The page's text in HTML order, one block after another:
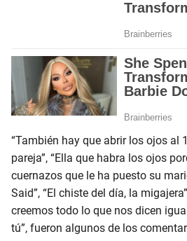
“También hay que abrir los ojos al
pareja”, “Ella que habra los ojos
cuernazos que le ha puesto su
Said”, “El chiste del día, la
creemos todo lo que nos dicen
tú”, fueron algunos de los